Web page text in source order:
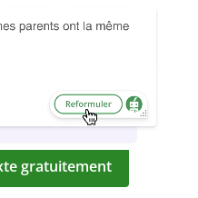
gratuitement